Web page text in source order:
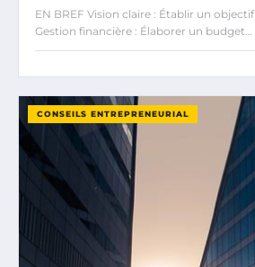
EN BREF Vision claire : Établir un
Gestion financière : Élaborer un budget…
CONSEILS ENTREPRENEURIAL